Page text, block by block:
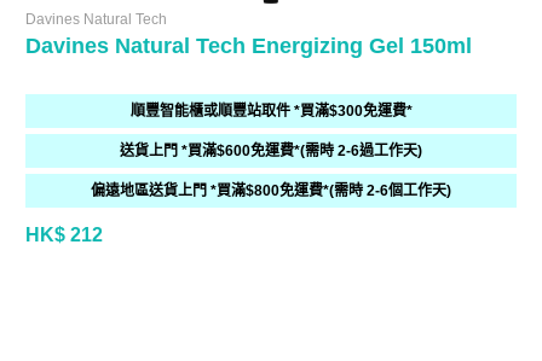
Davines Natural Tech
Davines Natural Tech Energizing Gel 150ml
順豐智能櫃或順豐站取件 *買滿$300免運費*
送貨上門 *買滿$600免運費*(需時 2-6過工作天)
偏遠地區送貨上門 *買滿$800免運費*(需時 2-6個工作天)
HK$ 212